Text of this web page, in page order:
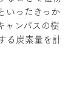
いったきっか
ャンパスの樹
る炭素量を計